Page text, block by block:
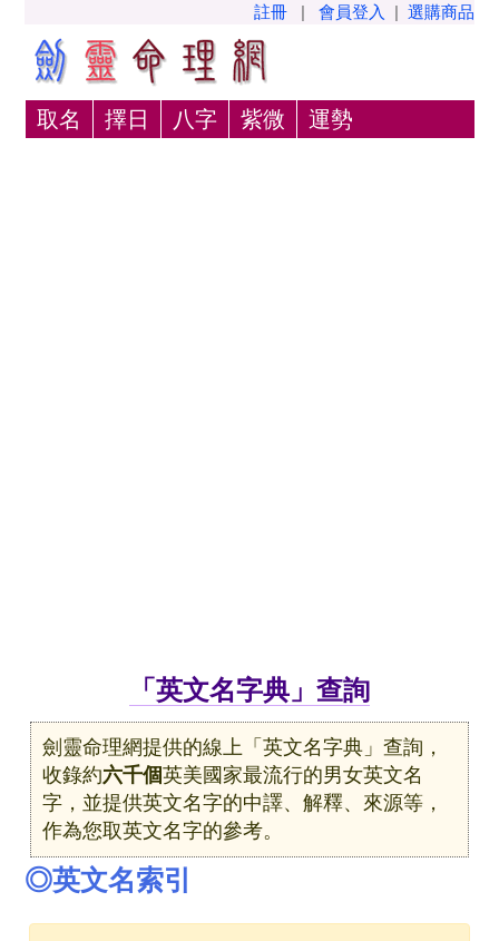
註冊 | 會員登入 | 選購商品
取名 擇日 八字 紫微 運勢
「英文名字典」查詢
劍靈命理網提供的線上「英文名字典」查詢，
收錄約六千個英美國家最流行的男女英文名
字，並提供英文名字的中譯、解釋、來源等，
作為您取英文名字的參考。
◎英文名索引